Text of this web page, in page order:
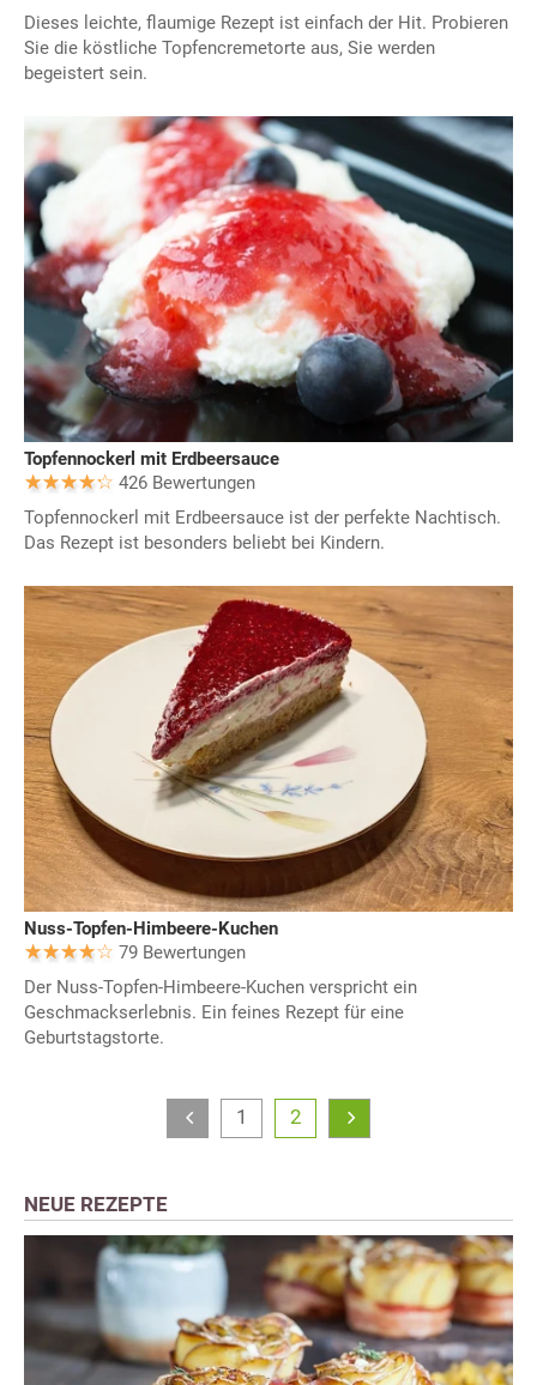
Dieses leichte, flaumige Rezept ist einfach der Hit. Probieren
Sie die köstliche Topfencremetorte aus, Sie werden
begeistert sein.
Topfennockerl mit Erdbeersauce
426 Bewertungen
Topfennockerl mit Erdbeersauce ist der perfekte Nachtisch.
Das Rezept ist besonders beliebt bei Kindern.
Nuss-Topfen-Himbeere-Kuchen
79 Bewertungen
Der Nuss-Topfen-Himbeere-Kuchen verspricht ein
Geschmackserlebnis. Ein feines Rezept für eine
Geburtstagstorte.
1 2
NEUE REZEPTE